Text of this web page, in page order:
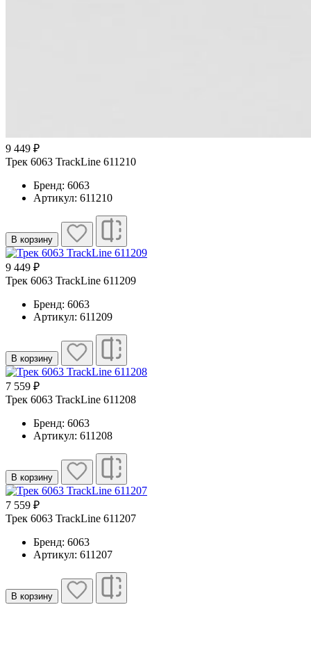
9 449 ₽
Трек 6063 TrackLine 611210
Бренд: 6063
Артикул: 611210
В корзину
9 449 ₽
Трек 6063 TrackLine 611209
Бренд: 6063
Артикул: 611209
В корзину
7 559 ₽
Трек 6063 TrackLine 611208
Бренд: 6063
Артикул: 611208
В корзину
7 559 ₽
Трек 6063 TrackLine 611207
Бренд: 6063
Артикул: 611207
В корзину